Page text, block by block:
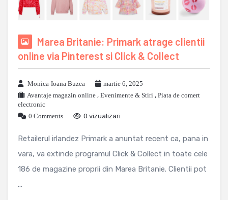
Marea Britanie: Primark atrage clientii
online via Pinterest si Click & Collect
Monica-Ioana Buzea
martie 6, 2025
Avantaje magazin online , Evenimente & Stiri , Piata de comert
electronic
0 Comments
0 vizualizari
Retailerul irlandez Primark a anuntat recent ca, pana in
vara, va extinde programul Click & Collect in toate cele
186 de magazine proprii din Marea Britanie. Clientii pot
...